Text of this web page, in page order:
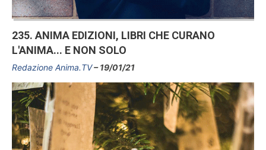
235. ANIMA EDIZIONI, LIBRI CHE CURANO
L'ANIMA... E NON SOLO
Redazione Anima.TV 19/01/21